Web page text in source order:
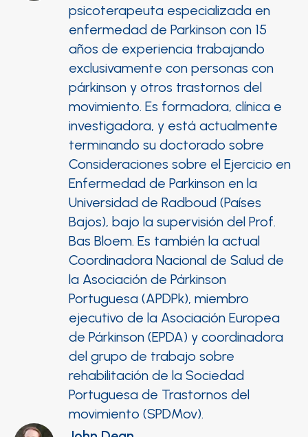
psicoterapeuta especializada en
enfermedad de Parkinson con 15
años de experiencia trabajando
exclusivamente con personas con
párkinson y otros trastornos del
movimiento. Es formadora, clínica e
investigadora, y está actualmente
terminando su doctorado sobre
Consideraciones sobre el Ejercicio en
Enfermedad de Parkinson en la
Universidad de Radboud (Países
Bajos), bajo la supervisión del Prof.
Bas Bloem. Es también la actual
Coordinadora Nacional de Salud de
la Asociación de Párkinson
Portuguesa (APDPk), miembro
ejecutivo de la Asociación Europea
de Párkinson (EPDA) y coordinadora
del grupo de trabajo sobre
rehabilitación de la Sociedad
Portuguesa de Trastornos del
movimiento (SPDMov).